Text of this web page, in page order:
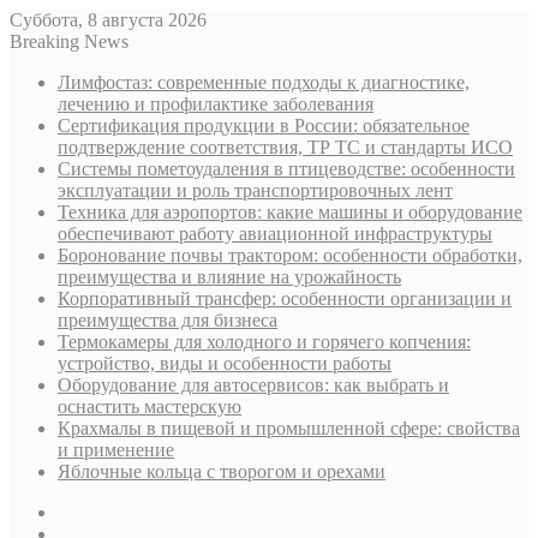
Суббота, 8 августа 2026
Breaking News
Лимфостаз: современные подходы к диагностике,
лечению и профилактике заболевания
Сертификация продукции в России: обязательное
подтверждение соответствия, ТР ТС и стандарты ИСО
Системы пометоудаления в птицеводстве: особенности
эксплуатации и роль транспортировочных лент
Техника для аэропортов: какие машины и оборудование
обеспечивают работу авиационной инфраструктуры
Боронование почвы трактором: особенности обработки,
преимущества и влияние на урожайность
Корпоративный трансфер: особенности организации и
преимущества для бизнеса
Термокамеры для холодного и горячего копчения:
устройство, виды и особенности работы
Оборудование для автосервисов: как выбрать и
оснастить мастерскую
Крахмалы в пищевой и промышленной сфере: свойства
и применение
Яблочные кольца с творогом и орехами